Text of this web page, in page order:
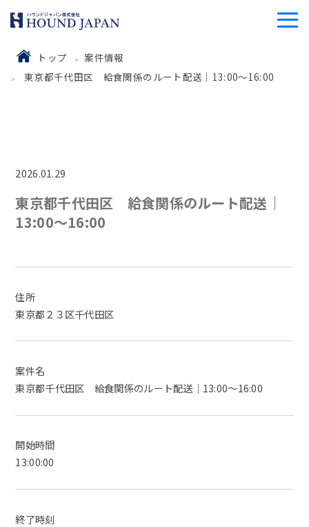
トップ
案件情報
東京都千代田区 給食関係のルート配送｜13:00～16:00
2026.01.29
東京都千代田区 給食関係のルート配送｜
13:00～16:00
住所
東京都２３区千代田区
案件名
東京都千代田区 給食関係のルート配送｜13:00～16:00
開始時間
13:00:00
終了時刻